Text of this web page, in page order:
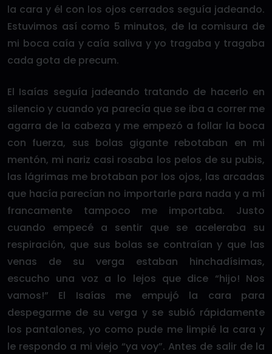
la cara y él con los ojos cerrados seguía jadeando.
Estuvimos así como 5 minutos, de la comisura de
mi boca caía y caía saliva y yo tragaba y tragaba
cada gota de precum.
El Isaías seguía jadeando tratando de hacerlo en
silencio y cuando ya parecía que se iba a correr me
agarra de la cabeza y me empezó a follar la boca
con fuerza, sus bolas gigante rebotaban en mi
mentón, mi nariz casi rosaba los pelos de su pubis,
las lágrimas me brotaban por los ojos, las arcadas
que hacía parecían no importarle para nada y a mí
francamente tampoco me importaba. Justo
cuando empecé a sentir que se aceleraba su
respiración, que sus bolas se contraían y que las
venas de su verga estaban hinchadísimas,
escucho una voz a lo lejos que dice “hijo! Nos
vamos!” El Isaías me empujó la cara para
despegarme de su verga y se subió rápidamente
los pantalones, yo como pude me limpié la cara y
le respondo a mi viejo “ya voy”. Antes de salir de la